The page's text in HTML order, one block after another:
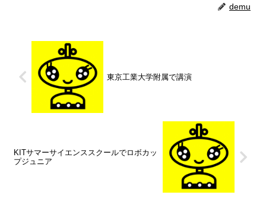
demu
東京工業大学附属で講演
KITサマーサイエンススクールでロボカッ
プジュニア